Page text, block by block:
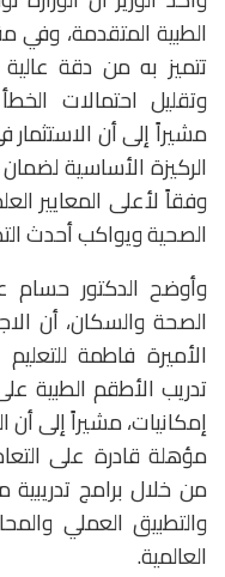
الطبية المتقدمة، وفي
تتميز به من دقة
وتقليل احتمالات
مشيراً إلى أن الاستثمار
الركيزة الأساسية
وفقاً لأعلى المعايير
الصحية ويواكب أحدث
وأوضح الدكتور حسام
الصحة والسكان، أن
الأميرة فاطمة
تدريب الأطقم الطبية
إمكانيات، مشيراً إلى
مؤهلة قادرة على
من خلال برامج
والتطبيق العملي
العالمية.